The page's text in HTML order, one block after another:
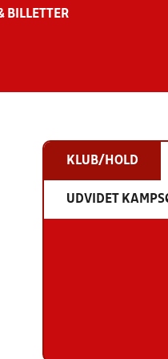
BILLETTER
KLUB/HOLD
UDVIDET